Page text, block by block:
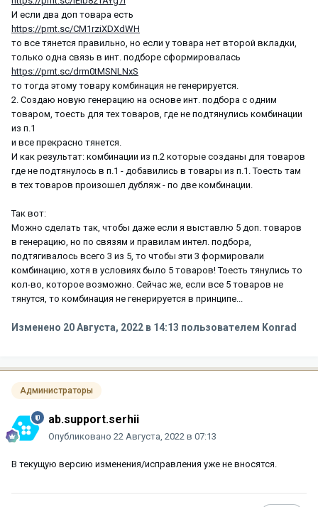
И если два доп товара есть
https://prnt.sc/CM1rziXDXdWH
то все тянется правильно, но если у товара нет второй вкладки,
только одна связь в инт. подборе сформировалась
https://prnt.sc/drm0tMSNLNxS
то тогда этому товару комбинация не генерируется.
2. Создаю новую генерацию на основе инт. подбора с одним
товаром, тоесть для тех товаров, где не подтянулись комбинации
из п.1
и все прекрасно тянется.
И как результат: комбинации из п.2 которые созданы для товаров
где не подтянулось в п.1 - добавились в товары из п.1. Тоесть там
в тех товаров произошел дубляж - по две комбинации.
Так вот:
Можно сделать так, чтобы даже если я выставлю 5 доп. товаров
в генерацию, но по связям и правилам интел. подбора,
подтягивалось всего 3 из 5, то чтобы эти 3 формировали
комбинацию, хотя в условиях было 5 товаров! Тоесть тянулись то
кол-во, которое возможно. Сейчас же, если все 5 товаров не
тянутся, то комбинация не генерируется в принципе...
Изменено 20 Августа, 2022 в 14:13 пользователем Konrad
Администраторы
ab.support.serhii
Опубликовано 22 Августа, 2022 в 07:13
В текущую версию изменения/исправления уже не вносятся.